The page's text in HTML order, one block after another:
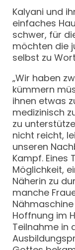
Kalyani und
einfaches
schwer, für
möchten die
selbst zu
„Wir haben
kümmern
ihnen etwas
medizinisch
zu
nicht reicht,
unseren
Kampf. Eines
Möglichkeit,
Näherin zu
manche
Hoffnung im
Teilnahme in